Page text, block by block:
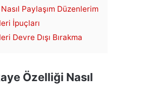
Paylaşım Düzenlerim
İpuçları
Devre Dışı Bırakma
Özelliği Nasıl